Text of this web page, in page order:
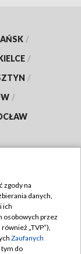
/
/
/
/
zgody na
danych,
ich
osobowych przez
„TVP”),
Zaufanych
tym do